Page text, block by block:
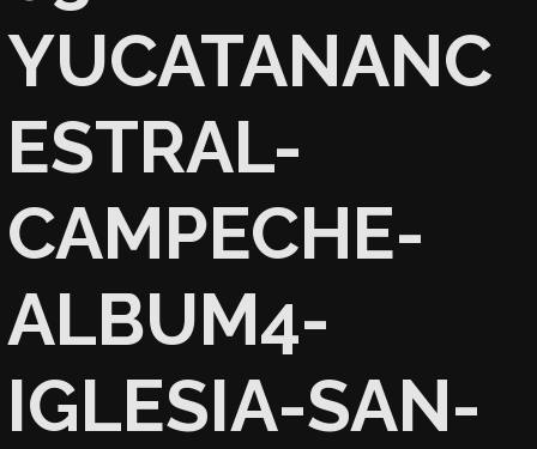
YUCATANANC
ESTRAL-
CAMPECHE-
ALBUM4-
IGLESIA-SAN-